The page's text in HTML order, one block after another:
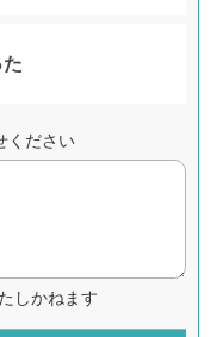
ください
しかねます